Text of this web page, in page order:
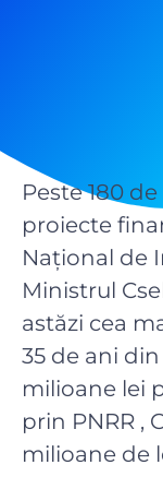
Peste 180
proiecte
Național de
Ministrul
astăzi cea
35 de ani din
milioane lei
prin PNRR ,
milioane de